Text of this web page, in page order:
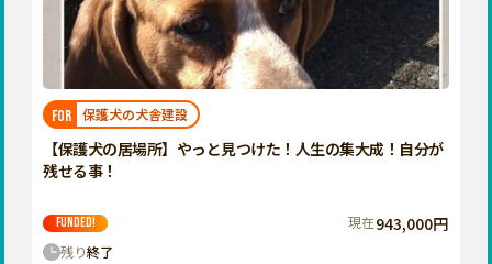
栃木
群馬
千葉
神奈川
徳島 香川 愛媛 高知
九州・沖縄
福岡 佐賀 長崎
宮崎
鹿児島
FOR 保護犬の犬舎建設
【保護犬の居場所】やっと見つけた！人生の集大成！自分が
残せる事！
FUNDED! 現在943,000円
残り終了